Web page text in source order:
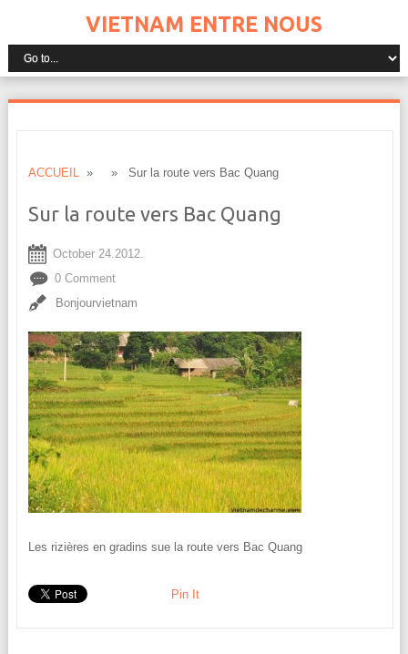
VIETNAM ENTRE NOUS
ACCUEIL» » Sur la route vers Bac Quang
Sur la route vers Bac Quang
October 24.2012.
0 Comment
Bonjourvietnam
Les rizières en gradins sue la route vers Bac Quang
Pin It